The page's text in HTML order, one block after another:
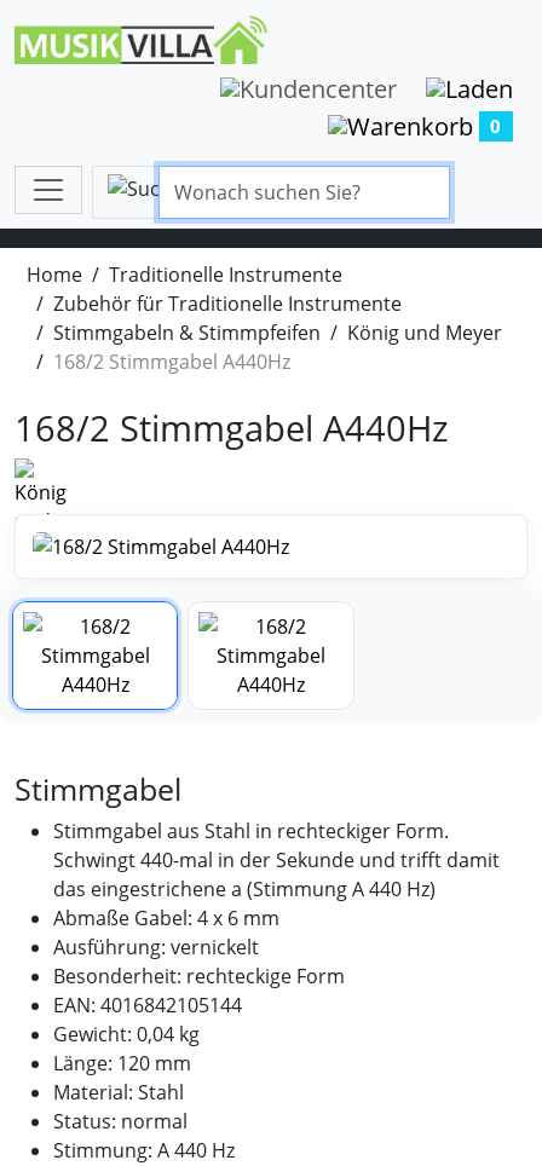
0
Home
Traditionelle Instrumente
Zubehör für Traditionelle Instrumente
Stimmgabeln & Stimmpfeifen
König und Meyer
168/2 Stimmgabel A440Hz
168/2 Stimmgabel A440Hz
Stimmgabel
Stimmgabel aus Stahl in rechteckiger Form.
Schwingt 440-mal in der Sekunde und trifft damit
das eingestrichene a (Stimmung A 440 Hz)
Abmaße Gabel: 4 x 6 mm
Ausführung: vernickelt
Besonderheit: rechteckige Form
EAN: 4016842105144
Gewicht: 0,04 kg
Länge: 120 mm
Material: Stahl
Status: normal
Stimmung: A 440 Hz